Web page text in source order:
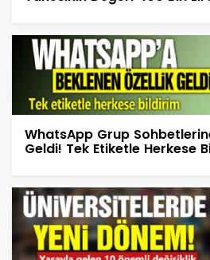
WhatsApp Grup
Geldi! Tek Etiketle Herkese